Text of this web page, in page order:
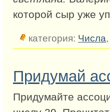
которой сыр уже
категория: Числа,
Придумай
Придумайте